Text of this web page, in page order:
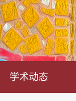
学术动态